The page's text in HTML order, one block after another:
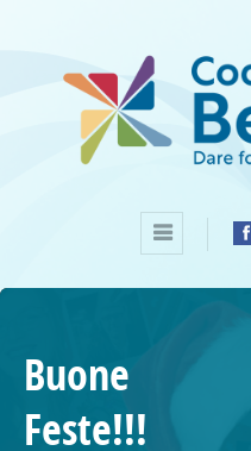
Buone
Feste!!!